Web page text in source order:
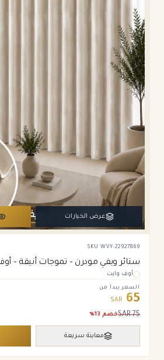
عرض الخيارات
SKU WVY-22927869
ستائر ويفي مودرن – تموجات أنيقة –
أوف وايت
السعر يبدأ من
65
SAR
75
SARخصم 13
%
معاينة سريعة